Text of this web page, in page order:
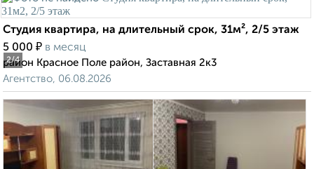
2/4
Студия квартира, на длительный срок, 31м², 2/5 этаж
5 000 ₽ в месяц
район Красное Поле район, Заставная 2к3
Агентство, 06.08.2026